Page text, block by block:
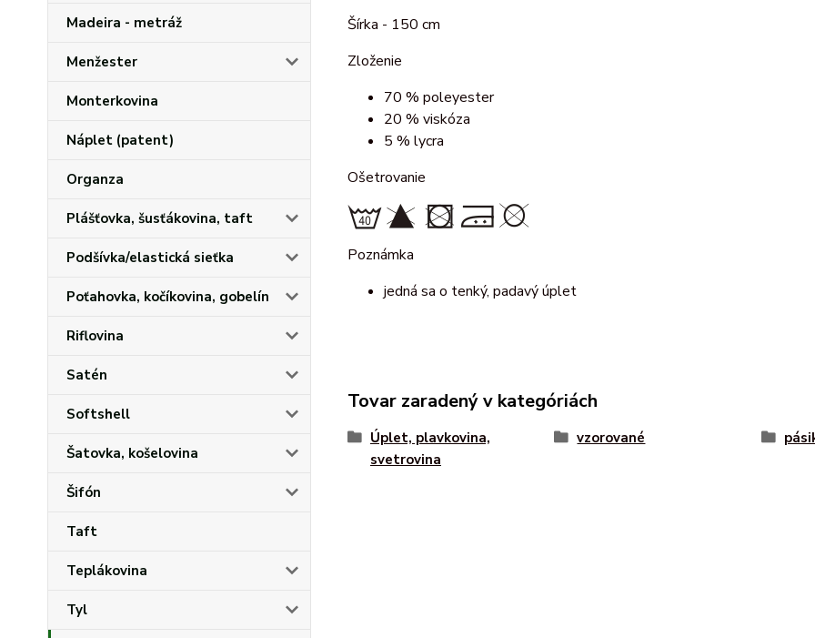
Madeira - metráž
Menžester
Monterkovina
Náplet (patent)
Organza
Plášťovka, šusťákovina, taft
Podšívka/elastická sieťka
Poťahovka, kočíkovina, gobelín
Riflovina
Satén
Softshell
Šatovka, košelovina
Šifón
Taft
Teplákovina
Tyl
Šírka - 150 cm
Zloženie
70 % poleyester
20 % viskóza
5 % lycra
Ošetrovanie
Poznámka
jedná sa o tenký, padavý úplet
Tovar zaradený v kategóriách
Úplet, plavkovina,
svetrovina
vzorované